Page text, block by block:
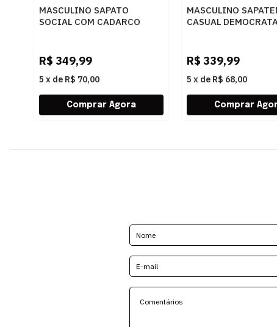
MASCULINO SAPATO
SOCIAL COM CADARCO
R$ 349,99
5 x de R$ 70,00
MASCULINO
CASUAL
R$ 339,99
5 x de R$ 68,00